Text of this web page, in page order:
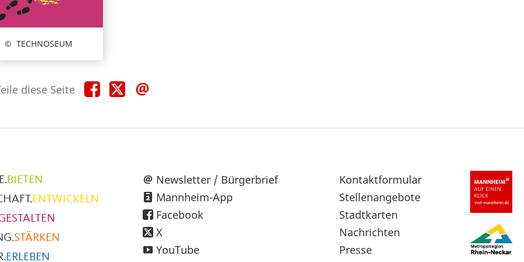
TECHNOSEUM
diese Seite Teile
diese
Teile
diese
BIETEN
ENTWICKELN
STÄRKEN
ERLEBEN
Newsletter / Bürgerbrief
Mannheim-App
Facebook
X
YouTube
Sekundärnavigation
im
Fußbereich
Kontaktformular
Stellenangebote
Stadtkarten
Nachrichten
Presse